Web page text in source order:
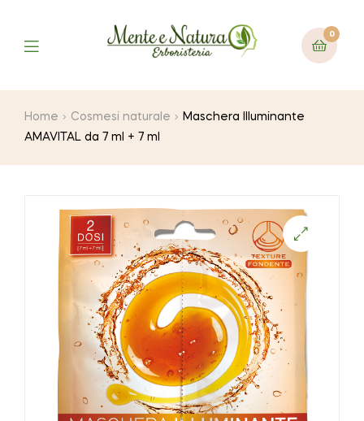
0
Home Cosmesi naturale
Maschera Illuminante
AMAVITAL da 7 ml + 7 ml